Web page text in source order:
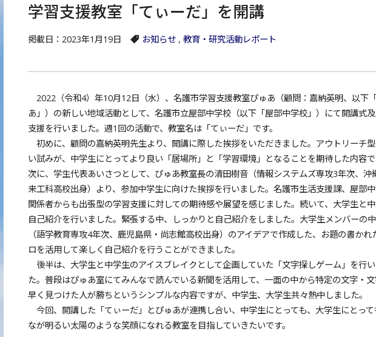
学習支援教室「てぃーだ」を開講
掲載日：2023年1月19日 お知らせ , 教育・研究活動レポート
2022（令和4）年10月12日（水）、名護市学習支援教室ぴゅあ（顧問：嘉納英明、以下
あ」）の新しい地域活動として、名護市立屋部中学校（以下「屋部中学校」）にて開講式
支援を行いました。週1回の活動で、教室名は「てぃーだ」です。
初めに、顧問の嘉納英明先生より、開講に際した挨拶をいただきました。アウトリーチ
い試みが、中学生にとってより良い「居場所」と「学習環境」となることを期待した内容で
次に、学生代表あいさつとして、ぴゅあ教室長の清田樹音（情報システムズ専攻3年次、沖
来工科高校出身）より、参加中学生に向けた挨拶を行いました。名護市生活支援課、屋部
関係者からも出張型の学習支援に対しての期待感や展望を感じました。続いて、大学生と
自己紹介を行いました。緊張する中、しっかりと自己紹介をしました。大学生メンバーの
（語学教育専攻4年次、鹿児島県・尚志館高校出身）のアイデアで作成した、お題の書かれ
ロを活用して楽しく自己紹介を行うことができました。
後半は、大学生と中学生のアイスブレイクとして企画していた「文字探しゲーム」を行
た。普段はぴゅあ室にてみんなで読んでいる新聞を活用して、一面の中から特定の文字・
早く見つけた人が勝ちというシンプルな内容ですが、中学生、大学生共々熱中しました。
今回、開講した「てぃーだ」とぴゅあが連携し合い、中学生にとっても、大学生にとって
なが明るい太陽のような笑顔になれる教室を目指していきたいです。